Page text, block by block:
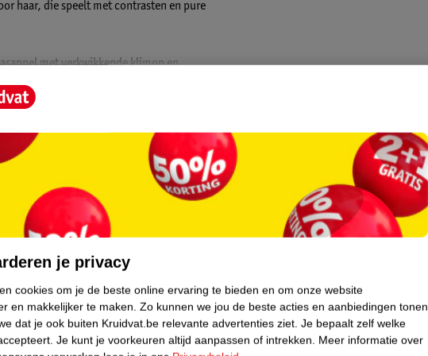
haar, die speelt met contrasten en pure
met verkwikkende klimop en
boeket van extravagante freesia en
witte musk.
reinigt je huid en laat een heerlijke
eigenzinnige vrouwen die hun zachte
cadeau, maar ook een
je privacy
cookies om je de beste online ervaring te bieden en om onze website
en makkelijker te maken. Zo kunnen we jou de beste acties en aanbiedingen tonen
dat je ook buiten Kruidvat.be relevante advertenties ziet. Je bepaalt zelf welke
Je kunt je voorkeuren altijd aanpassen of intrekken. Meer informatie over